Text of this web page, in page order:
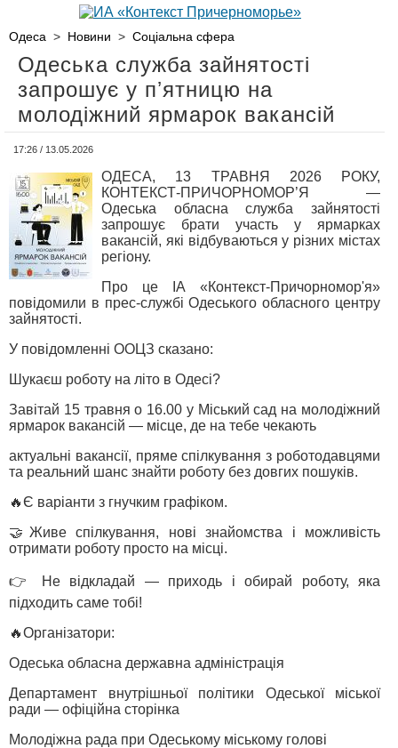
Одеса > Новини > Соціальна сфера
Одеська служба зайнятості
запрошує у пʼятницю на
молодіжний ярмарок вакансій
17:26 / 13.05.2026
ОДЕСА, 13 ТРАВНЯ 2026 РОКУ,
КОНТЕКСТ-ПРИЧОРНОМОР’Я —
Одеська обласна служба зайнятості
запрошує брати участь у ярмарках
вакансій, які відбуваються у різних містах
регіону.
Про це ІА «Контекст-Причорномор'я»
повідомили в прес-службі Одеського обласного центру
зайнятості.
У повідомленні ООЦЗ сказано:
Шукаєш роботу на літо в Одесі?
Завітай 15 травня о 16.00 у Міський сад на молодіжний
ярмарок вакансій — місце, де на тебе чекають
актуальні вакансії, пряме спілкування з роботодавцями
та реальний шанс знайти роботу без довгих пошуків.
🔥Є варіанти з гнучким графіком.
🤝Живе спілкування, нові знайомства і можливість
отримати роботу просто на місці.
👉 Не відкладай — приходь і обирай роботу, яка
підходить саме тобі!
🔥Організатори:
Одеська обласна державна адміністрація
Департамент внутрішньої політики Одеської міської
ради — офіційна сторінка
Молодіжна рада при Одеському міському голові